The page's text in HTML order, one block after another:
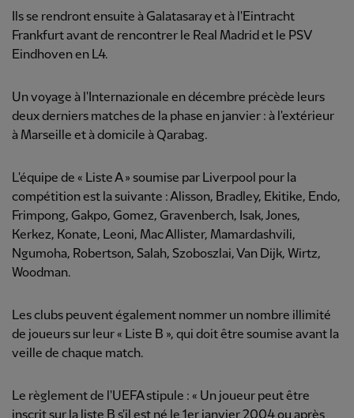
Ils se rendront ensuite à Galatasaray et à l'Eintracht
Frankfurt avant de rencontrer le Real Madrid et le PSV
Eindhoven en L4.
Un voyage à l'Internazionale en décembre précède leurs
deux derniers matches de la phase en janvier : à l'extérieur
à Marseille et à domicile à Qarabag.
L'équipe de « Liste A » soumise par Liverpool pour la
compétition est la suivante : Alisson, Bradley, Ekitike, Endo,
Frimpong, Gakpo, Gomez, Gravenberch, Isak, Jones,
Kerkez, Konate, Leoni, Mac Allister, Mamardashvili,
Ngumoha, Robertson, Salah, Szoboszlai, Van Dijk, Wirtz,
Woodman.
Les clubs peuvent également nommer un nombre illimité
de joueurs sur leur « Liste B », qui doit être soumise avant la
veille de chaque match.
Le règlement de l'UEFA stipule : « Un joueur peut être